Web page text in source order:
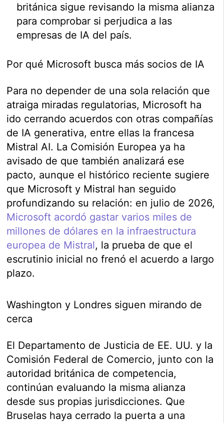
británica sigue revisando la misma alianza
para comprobar si perjudica a las
empresas de IA del país.
Por qué Microsoft busca más socios de IA
Para no depender de una sola relación que
atraiga miradas regulatorias, Microsoft ha
ido cerrando acuerdos con otras compañías
de IA generativa, entre ellas la francesa
Mistral AI. La Comisión Europea ya ha
avisado de que también analizará ese
pacto, aunque el histórico reciente sugiere
que Microsoft y Mistral han seguido
profundizando su relación: en julio de 2026,
Microsoft acordó gastar varios miles de
millones de dólares en la infraestructura
europea de Mistral, la prueba de que el
escrutinio inicial no frenó el acuerdo a largo
plazo.
Washington y Londres siguen mirando de
cerca
El Departamento de Justicia de EE. UU. y la
Comisión Federal de Comercio, junto con la
autoridad británica de competencia,
continúan evaluando la misma alianza
desde sus propias jurisdicciones. Que
Bruselas haya cerrado la puerta a una